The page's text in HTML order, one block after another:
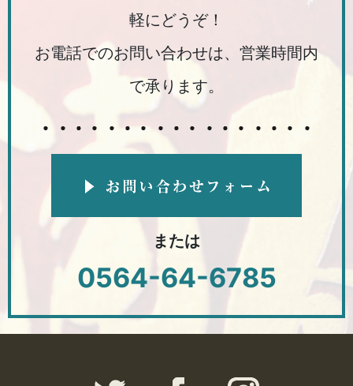
軽にどうぞ！
お電話でのお問い合わせは、営業時間内
で承ります。
または
0564-64-6785